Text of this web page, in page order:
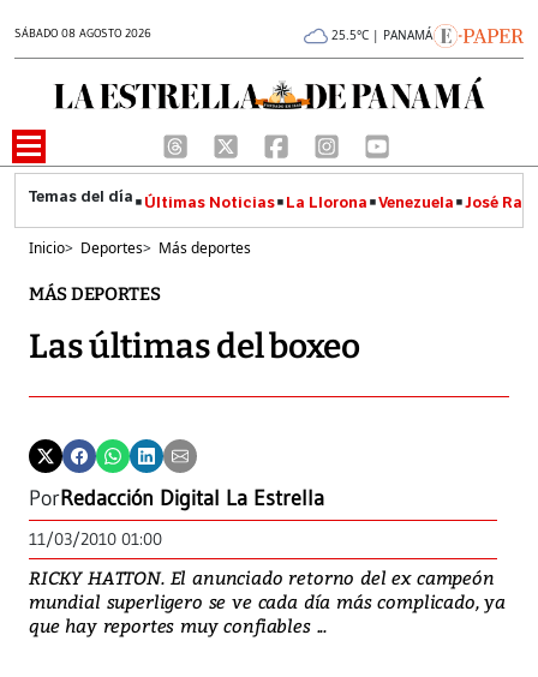
SÁBADO 08 AGOSTO 2026 25.5°C | PANAMÁ
Últimas Noticias La Llorona Venezuela José
Inicio> Deportes> Más deportes
MÁS DEPORTES
Las últimas del boxeo
PorRedacción Digital La Estrella
11/03/2010 01:00
RICKY HATTON. El anunciado retorno del ex campeón
mundial superligero se ve cada día más complicado, ya
que hay reportes muy confiables ...